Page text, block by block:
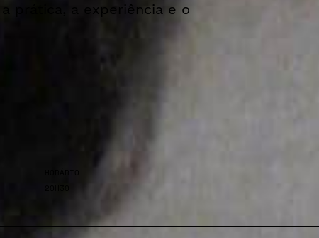
prática, a experiência e o